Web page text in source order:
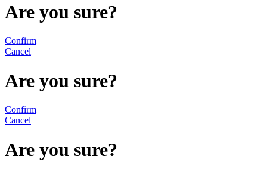
Are you sure?
Confirm
Cancel
Are you sure?
Confirm
Cancel
Are you sure?